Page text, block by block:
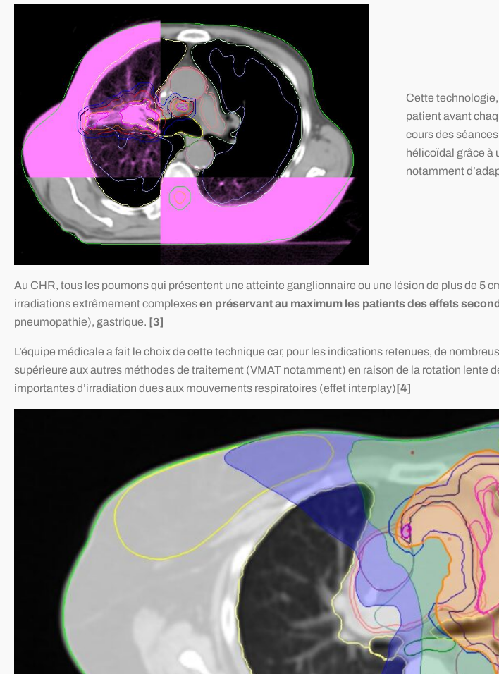
Cette technologie,
patient avant
cours des
hélicoïdal grâce à
notamment
Au CHR, tous les poumons qui présentent une atteinte ganglionnaire ou une lésion de plus de 5
irradiations extrêmement complexesen préservant au maximum les patients des effets
pneumopathie), gastrique. [3]
L’équipe médicale a fait le choix de cette technique car, pour les indications retenues, de
supérieure aux autres méthodes de traitement (VMAT notamment) en raison de la rotation lente
importantes d’irradiation dues aux mouvements respiratoires (effet interplay)[4]